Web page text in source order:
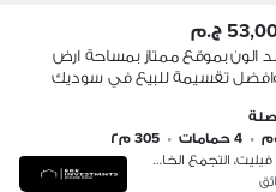
ج.م
الون بموقع ممتاز بمساحة ارض
تقسيمة للبيع في سوديك
• 4 حمامات • 305 م٢
كومباوند فيليت، التجمع الخامس